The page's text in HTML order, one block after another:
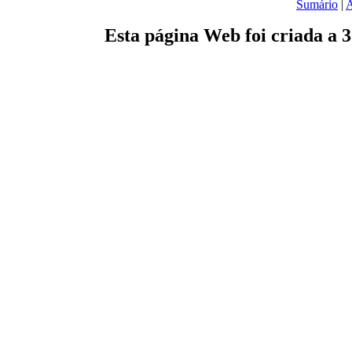
Sumário |
Esta página Web foi criada a